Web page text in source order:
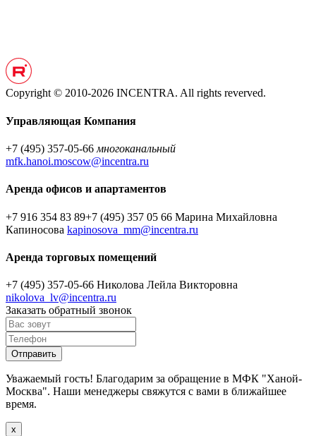
Copyright © 2010-2026 INCENTRA. All rights reverved.
Управляющая Компания
+7 (495) 357-05-66 многоканальный
mfk.hanoi.moscow@incentra.ru
Аренда офисов и апартаментов
+7 916 354 83 89+7 (495) 357 05 66 Марина Михайловна
Капиносова kapinosova_mm@incentra.ru
Аренда торговых помещений
+7 (495) 357-05-66 Николова Лейла Викторовна
nikolova_lv@incentra.ru
Заказать обратный звонок
Уважаемый гость! Благодарим за обращение в МФК "Ханой-
Москва". Наши менеджеры свяжутся с вами в ближайшее
время.
х